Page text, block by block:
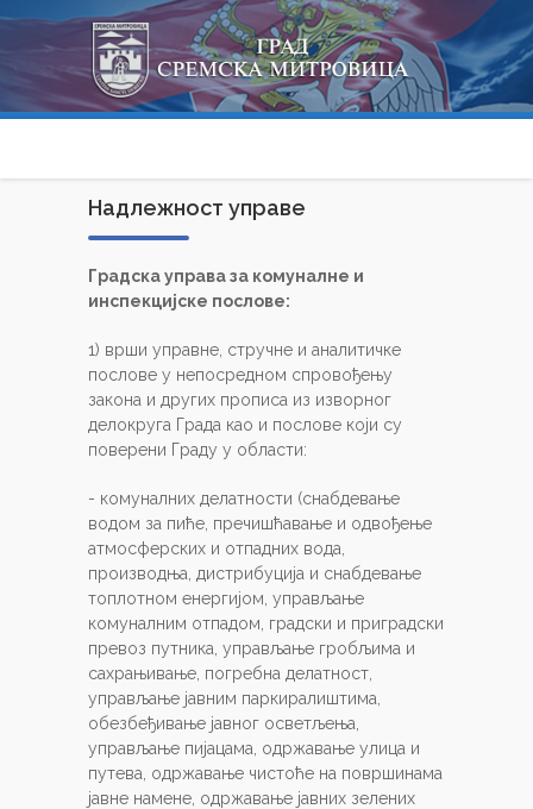
Надлежност управе
Градска управа за комуналне и
инспекцијске послове:
1) врши управне, стручне и аналитичке
послове у непосредном спровођењу
закона и других прописа из изворног
делокруга Града као и послове који су
поверени Граду у области:
- комуналних делатности (снабдевање
водом за пиће, пречишћавање и одвођење
атмосферских и отпадних вода,
производња, дистрибуција и снабдевање
топлотном енергијом, управљање
комуналним отпадом, градски и приградски
превоз путника, управљање гробљима и
сахрањивање, погребна делатност,
управљање јавним паркиралиштима,
обезбеђивање јавног осветљења,
управљање пијацама, одржавање улица и
путева, одржавање чистоће на површинама
јавне намене, одржавање јавних зелених